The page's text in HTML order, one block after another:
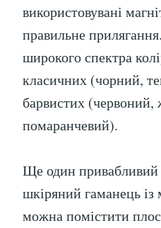
використовувані
правильне
широкого спектра
класичних (чорний,
барвистих (червоний,
помаранчевий).
Ще один привабливий
шкіряний гаманець із
можна помістити